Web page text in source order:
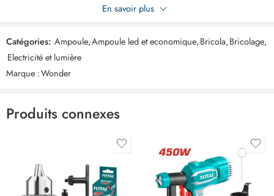
Soyez le premier à donner votre avis sur “WONDER Lampe led
28w ART28W”
Commentaires
Il n'y a pas encore de critiques.
En savoir plus
Catégories: Ampoule,Ampoule led et economique,Bricola,Bricolage,
Electricité et lumière
Marque :Wonder
Produits connexes